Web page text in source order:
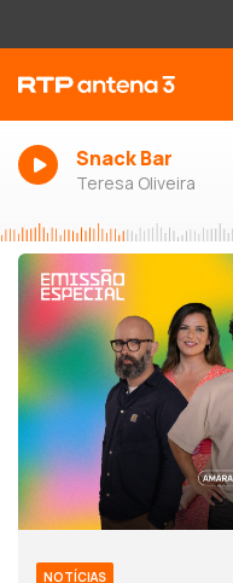
Snack Bar
Teresa Oliveira
NOTÍCIAS